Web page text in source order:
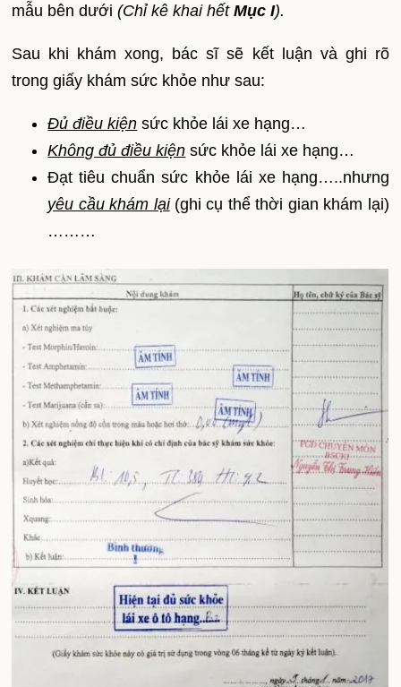
mẫu bên dưới(Chỉ kê khai hếtMục I).
Sau khi khám xong, bác sĩ sẽ kết luận và ghi rõ
trong giấy khám sức khỏe như sau:
Đủ điều kiện sức khỏe lái xe hạng…
Không đủ điều kiện sức khỏe lái xe hạng…
Đạt tiêu chuẩn sức khỏe lái xe hạng…..nhưng
yêu cầu khám lại(ghi cụ thể thời gian khám lại)
………